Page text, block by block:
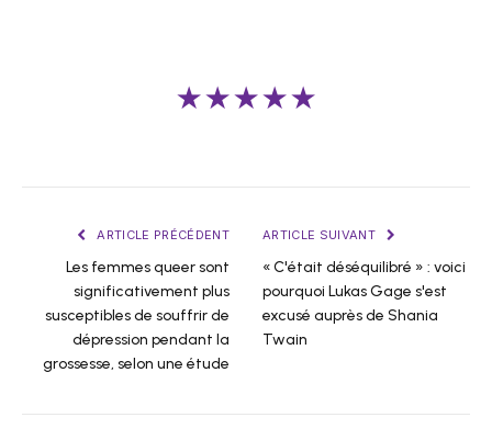
★★★★★
ARTICLE PRÉCÉDENT
Les femmes queer sont
significativement plus
susceptibles de souffrir de
dépression pendant la
grossesse, selon une étude
ARTICLE SUIVANT
« C'était déséquilibré » : voici
pourquoi Lukas Gage s'est
excusé auprès de Shania
Twain